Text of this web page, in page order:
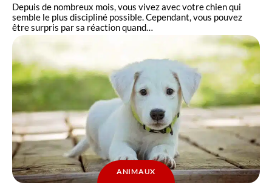
Depuis de nombreux mois, vous vivez avec votre chien qui
semble le plus discipliné possible. Cependant, vous pouvez
être surpris par sa réaction quand…
ANIMAUX